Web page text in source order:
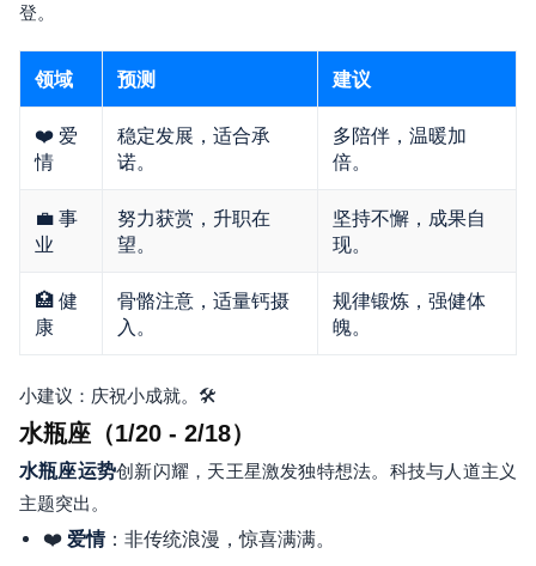
登。
领域 预测 建议
❤️ 爱
情
稳定发展，适合承
诺。
多陪伴，温暖加
倍。
💼 事
业
努力获赏，升职在
望。
坚持不懈，成果自
现。
🏥 健
康
骨骼注意，适量钙摄
入。
规律锻炼，强健体
魄。
小建议：庆祝小成就。🛠️
水瓶座（1/20 - 2/18）
水瓶座运势创新闪耀，天王星激发独特想法。科技与人道主义
主题突出。
❤️ 爱情：非传统浪漫，惊喜满满。